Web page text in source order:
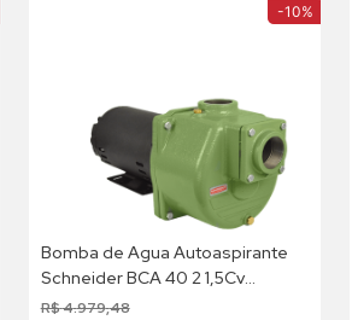
-10%
Bomba de Agua Autoaspirante
Schneider BCA 40 2 1,5Cv
Monofasico
R$4.979,48